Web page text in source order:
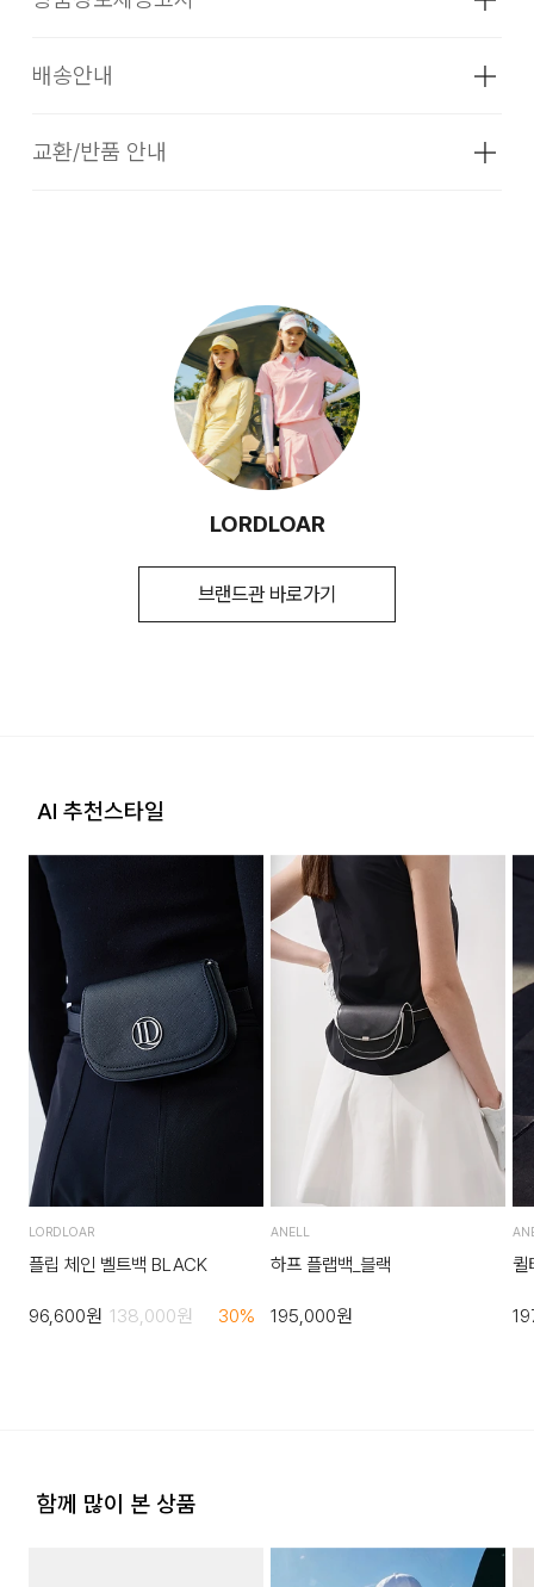
종류
상품상세정보 참조
제이윈코퍼레이션
중국
상세페이지 참조
소비자 보호법에 명시한 바를 따름
070-4140-3653
배송안내
배송기간
물류센터 재고 부족 시 5~7일 소요됩니다. (토, 일 공휴일 제
평균 결제일 기준 3~5일 소요됩니다. (토, 일 공휴일 제외)
(토, 일 공휴일 제외)
지정된 매장 재고 부족 시 5~7일 소요됩니다. (토, 일 공휴일 제
※ 예약 및 제작 상품과 같은 특정 상품의 경우, 사전에 공지된 발
송일에 일괄 배송됩니다
배송지역
전국배송 가능 (제주도나 기타도서 지방은 별도의 요금이 부과
됩니다.)
배송비
회원구매 시 배송비는 3000원 (3만원이상 무료배송) (도서,산
간,오지 일부 지역은 배송비가 추가됩니다.)
도서지역 추가 배송료: 3,000~9,000원 (도서지역별로 상이
하며 추가 금액이 발생할 수 있습니다.)
교환/반품 안내
카트본사 물류센터 뿐만이 아니라 각 개별 업체쪽으로 물품을
반송하셔야 하는 경우 및 별도 비용이 발생할 수 있습니다.
1. 교환 & 반품시 주의사항
교환 및 반품은 제품 수령 후 7일 이내에 가능합니다.
상품은 착용한 흔적이 있거나, 상품tag가 손상된 경우 교환/반
품/환불이 불가합니다. 교환시 맞교환은 불가능하며, 상품 입고
후 교환을 원하시는 제품으로 배송해드립니다.
교환 및 반품내역이 접수되지 않거나, 지정된 반송처로 반송되
지 않을 시, 교환/반품/환불 절차가 지연되오니 양해 부탁 드립
고객센터: 02-3677-9702
지정된 반송처(입점업체 물류센터)로 반송되지 않을 시, 교환
및 반품 절차가 지연될 수 있습니다.
단순 변심으로 인한 교환 및 반품 시 택배비용은 고객님께서 부
담하셔야 합니다. 교환비용 또는 반품비용은 최초 배송비의 왕
복비용으로 청구됩니다. (배송착오 및 제품 불량의 경우 제외)
3. 교환/반품이 가능한 경우
상품을 공급받으신 날로부터 7일 이내에 요청이 가능합니다.
상품을 미사용한 상태에서 반송하여 주십시오.
반송된 후 물류센터에서 반송확인 후 환불 및 교환처리 됩니다.
다음과 같이 상품이 사용/훼손된 경우에는 교환 및 반품이 되지
고객님의 귀책 사유로 상품이 훼손된 경우. (단, 상품의 내용 확
우.
시간의 경과에 의하여 재판매가 곤란할 정도로 상품 등의 가치
LORDLOAR
브랜드관 바로가기
AI 추천스타일
LORDLOAR
플립 체인 벨트백 BLACK
30%
96,600원 138,000원
ANELL
하프 플랩백_블랙
195,000원
퀼
함께 많이 본 상품